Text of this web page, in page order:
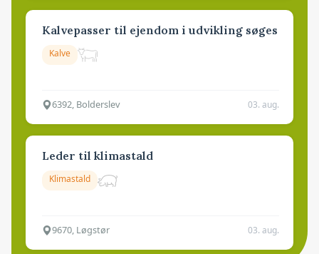
Kalvepasser til ejendom i udvikling søges
Kalve
6392, Bolderslev 03. aug.
Leder til klimastald
Klimastald
9670, Løgstør 03. aug.